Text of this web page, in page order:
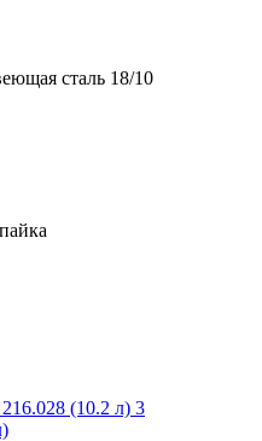
сталь 18/10